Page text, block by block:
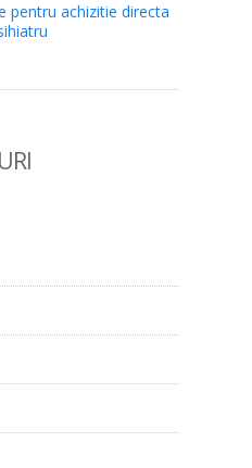
pentru achizitie directa